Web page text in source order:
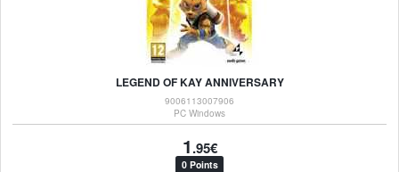
LEGEND OF KAY ANNIVERSARY
9006113007906
PC Windows
1.95€
0 Points